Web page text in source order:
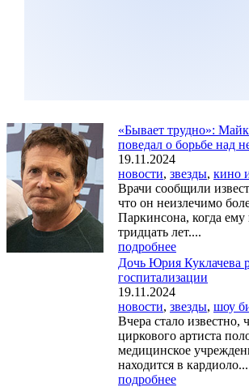
«Бывает трудно»:
поведал о борьбе над
19.11.2024
новости, звезды, кино
Врачи сообщили
что он неизлечимо
Паркинсона, когда ему
тридцать лет....
подробнее
Дочь Юрия Куклачева
госпитализации
19.11.2024
новости, звезды, шоу
Вчера стало известно,
циркового артиста
медицинское
находится в кардиоло...
подробнее